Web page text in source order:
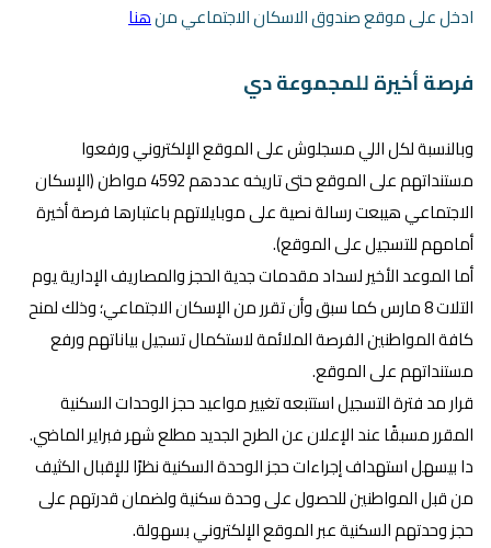
ادخل على موقع صندوق الاسكان الاجتماعي منهنا
فرصة أخيرة للمجموعة دي
وبالنسبة لكل اللي مسجلوش على الموقع الإلكتروني ورفعوا
مستنداتهم على الموقع حتى تاريخه عددهم 4592 مواطن (الإسكان
الاجتماعي هيبعت رسالة نصية على موبايلاتهم باعتبارها فرصة أخيرة
أمامهم للتسجيل على الموقع).
أما الموعد الأخير لسداد مقدمات جدية الحجز والمصاريف الإدارية يوم
التلات 8 مارس كما سبق وأن تقرر من الإسكان الاجتماعي؛ وذلك لمنح
كافة المواطنين الفرصة الملائمة لاستكمال تسجيل بياناتهم ورفع
مستنداتهم على الموقع.
قرار مد فترة التسجيل استتبعه تغيير مواعيد حجز الوحدات السكنية
المقرر مسبقًا عند الإعلان عن الطرح الجديد مطلع شهر فبراير الماضي.
دا بيسهل استهداف إجراءات حجز الوحدة السكنية نظرًا للإقبال الكثيف
من قبل المواطنين للحصول على وحدة سكنية ولضمان قدرتهم على
حجز وحدتهم السكنية عبر الموقع الإلكتروني بسهولة.